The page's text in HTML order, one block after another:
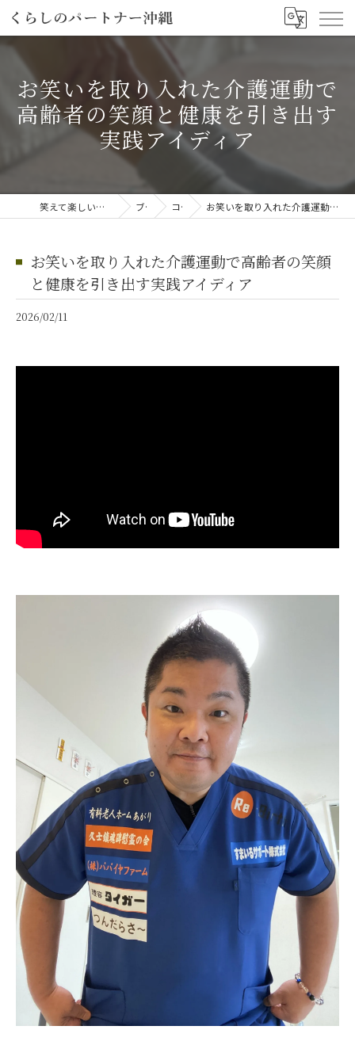
お笑いを取り入れた介護運動で
高齢者の笑顔と健康を引き出す
実践アイディア
笑えて楽しい「笑える介護予防体操教室」 ブログ コラム お笑いを取り入れた介護運動で高齢者の笑顔と健康を引き出す実践アイディア
お笑いを取り入れた介護運動で高齢者の笑顔
と健康を引き出す実践アイディア
2026/02/11